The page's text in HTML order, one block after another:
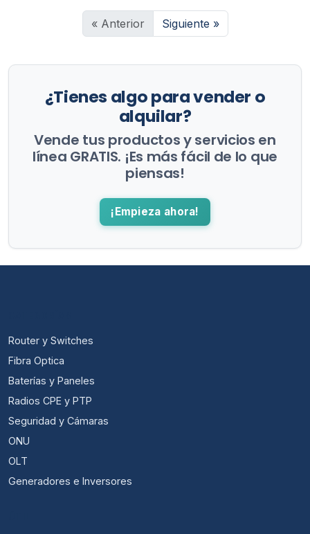
« Anterior Siguiente »
¿Tienes algo para vender o
alquilar?
Vende tus productos y servicios en
línea GRATIS. ¡Es más fácil de lo que
piensas!
¡Empieza ahora!
Router y Switches
Fibra Optica
Baterías y Paneles
Radios CPE y PTP
Seguridad y Cámaras
ONU
OLT
Generadores e Inversores